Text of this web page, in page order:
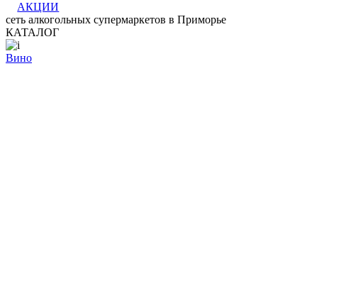
АКЦИИ
сеть алкогольных супермаркетов в Приморье
КАТАЛОГ
Вино